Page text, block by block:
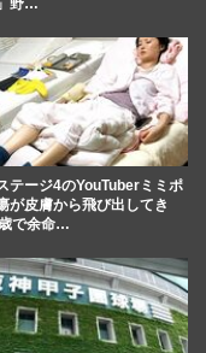
野…
テージ4のYouTuberミミポ
が皮膚から飛び出してき
で余命…